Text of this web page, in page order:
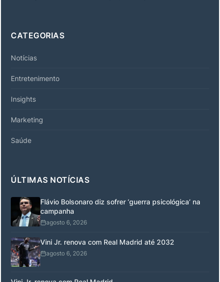
CATEGORIAS
Notícias
Entretenimento
Insights
Marketing
Saúde
ÚLTIMAS NOTÍCIAS
Flávio Bolsonaro diz sofrer ‘guerra psicológica’ na
campanha
agosto 6, 2026
Vini Jr. renova com Real Madrid até 2032
agosto 6, 2026